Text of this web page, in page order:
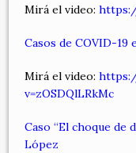
Mirá el video:
Casos de COVID-19
Mirá el video:
v=zOSDQlLRkMc
Caso “El choque de
López